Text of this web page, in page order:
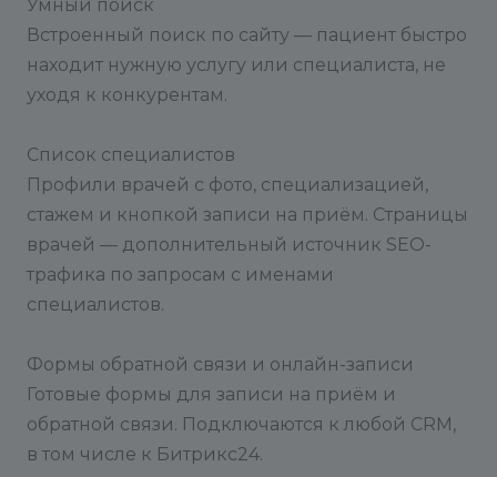
Умный поиск
Встроенный поиск по сайту — пациент быстро
находит нужную услугу или специалиста, не
уходя к конкурентам.
Список специалистов
Профили врачей с фото, специализацией,
стажем и кнопкой записи на приём. Страницы
врачей — дополнительный источник SEO-
трафика по запросам с именами
специалистов.
Формы обратной связи и онлайн-записи
Готовые формы для записи на приём и
обратной связи. Подключаются к любой CRM,
в том числе к Битрикс24.